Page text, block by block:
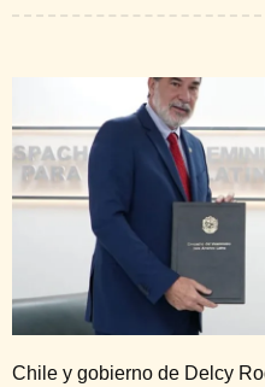
Chile y gobierno de Delcy